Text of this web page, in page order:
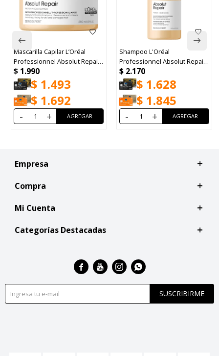
Mascarilla Capilar L’Oréal
Professionnel Absolut Repair
250ml
$ 1.990
$ 1.493
$ 1.692
- +
Shampoo L'Oréal
Professionnel Absolut Repair
500ml
$ 2.170
$ 1.628
$ 1.845
- +
Empresa
Compra
Mi Cuenta
Categorías Destacadas
SUSCRIBIRME
   